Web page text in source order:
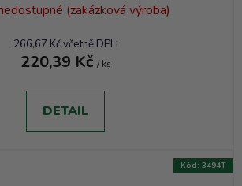
(zakázková výroba)
266,67 Kč včetně DPH
220,39 Kč / ks
DETAIL
Kód: 3494T